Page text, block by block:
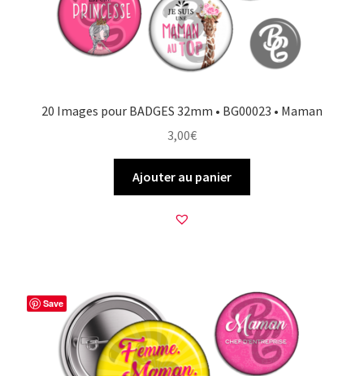
20 Images pour BADGES 32mm • BG00023 • Maman
3,00€
Ajouter au panier
Save